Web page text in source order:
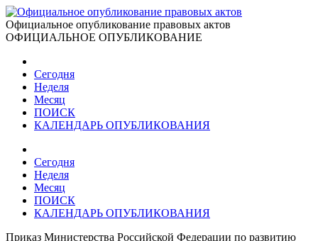
Официальное опубликование правовых актов
ОФИЦИАЛЬНОЕ ОПУБЛИКОВАНИЕ
Сегодня
Неделя
Месяц
ПОИСК
КАЛЕНДАРЬ ОПУБЛИКОВАНИЯ
Сегодня
Неделя
Месяц
ПОИСК
КАЛЕНДАРЬ ОПУБЛИКОВАНИЯ
Приказ Министерства Российской Федерации по развитию